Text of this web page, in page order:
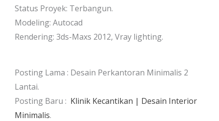
Status Proyek: Terbangun.
Modeling: Autocad
Rendering: 3ds-Maxs 2012, Vray lighting.
Posting Lama : Desain Perkantoran Minimalis 2
Lantai.
Posting Baru : Klinik Kecantikan | Desain Interior
Minimalis.